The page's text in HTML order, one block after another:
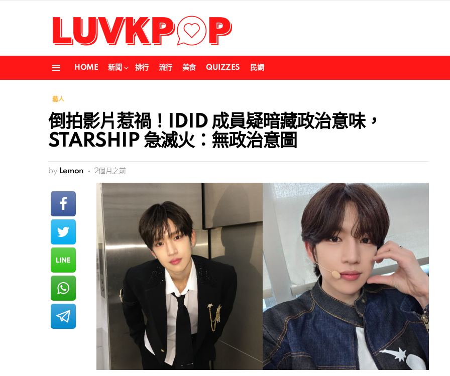
HOME 新聞 排行 流行 美食 QUIZZES 民調
藝人
倒拍影片惹禍！IDID 成員疑暗藏政治意味，
STARSHIP 急滅火：無政治意圖
by Lemon 2個月之前